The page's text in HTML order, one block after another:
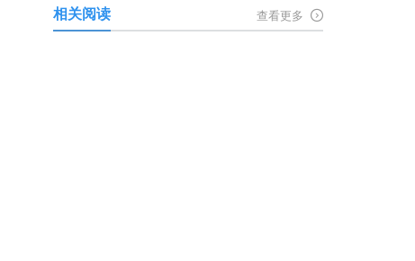
相关阅读 查看更多